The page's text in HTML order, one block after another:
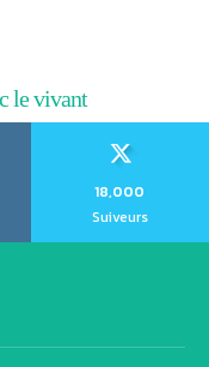
le vivant
18,000
Suiveurs